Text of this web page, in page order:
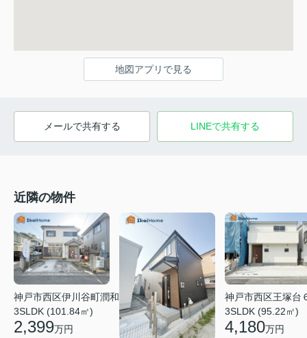
地図アプリで見る
メールで共有する LINEで共有する
近隣の物件
神戸市西区伊川谷町潤和
3SLDK (101.84㎡)
2,399万円
神戸市西区王塚台
3SLDK (95.22㎡)
4,180万円